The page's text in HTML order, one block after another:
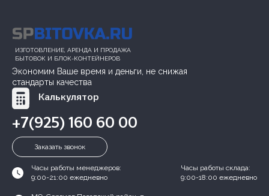
ИЗГОТОВЛЕНИЕ, АРЕНДА И ПРОДАЖА
БЫТОВОК И БЛОК-КОНТЕЙНЕРОВ
Экономим Ваше время и деньги, не снижая
стандарты качества
Калькулятор
+7(925) 160 60 00
Заказать звонок
Часы работы менеджеров:
9:00-21:00 ежедневно
Часы работы склада:
9:00-18:00 ежедневно